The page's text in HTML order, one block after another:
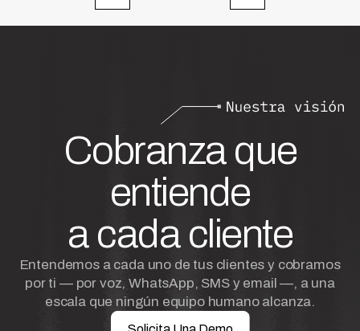
Cobranza que
entiende
a cada cliente
Entendemos a cada uno de tus clientes y cobramos
por ti — por voz, WhatsApp, SMS y email —, a una
escala que ningún equipo humano alcanza.